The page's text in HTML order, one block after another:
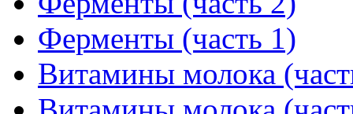
Ферменты (часть 1)
Витамины молока